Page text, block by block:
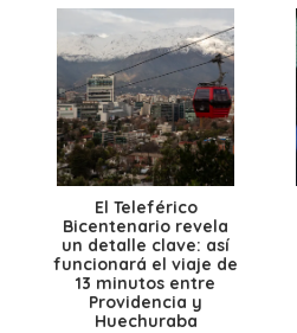
El Teleférico
Bicentenario revela
un detalle clave: así
funcionará el viaje de
13 minutos entre
Providencia y
Huechuraba